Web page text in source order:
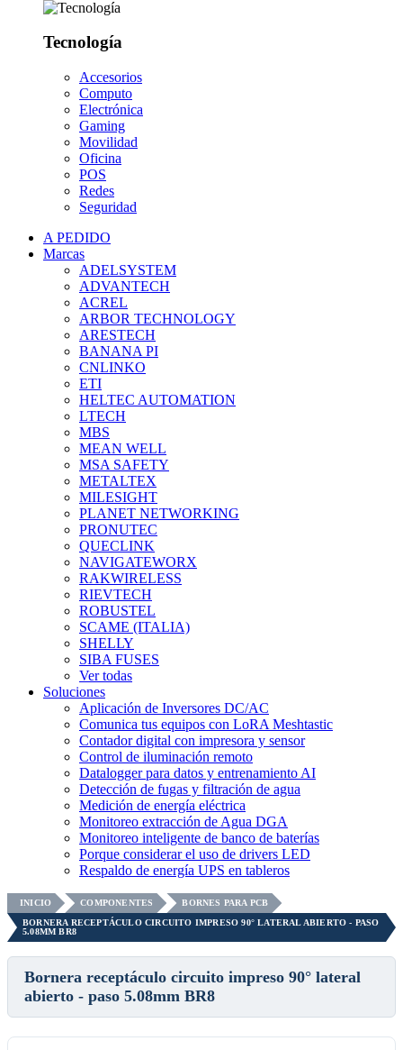
Tecnología
Accesorios
Computo
Electrónica
Gaming
Movilidad
Oficina
POS
Redes
Seguridad
A PEDIDO
Marcas
ADELSYSTEM
ADVANTECH
ACREL
ARBOR TECHNOLOGY
ARESTECH
BANANA PI
CNLINKO
ETI
HELTEC AUTOMATION
LTECH
MBS
MEAN WELL
MSA SAFETY
METALTEX
MILESIGHT
PLANET NETWORKING
PRONUTEC
QUECLINK
NAVIGATEWORX
RAKWIRELESS
RIEVTECH
ROBUSTEL
SCAME (ITALIA)
SHELLY
SIBA FUSES
Ver todas
Soluciones
Aplicación de Inversores DC/AC
Comunica tus equipos con LoRA Meshtastic
Contador digital con impresora y sensor
Control de iluminación remoto
Datalogger para datos y entrenamiento AI
Detección de fugas y filtración de agua
Medición de energía eléctrica
Monitoreo extracción de Agua DGA
Monitoreo inteligente de banco de baterías
Porque considerar el uso de drivers LED
Respaldo de energía UPS en tableros
INICIO COMPONENTES
BORNES PARA PCB
BORNERA RECEPTÁCULO CIRCUITO IMPRESO 90° LATERAL ABIERTO - PASO
5.08MM BR8
Bornera receptáculo circuito impreso 90° lateral
abierto - paso 5.08mm BR8